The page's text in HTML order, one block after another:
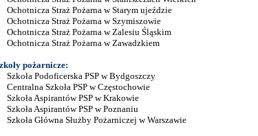
Ochotnicza Straż Pożarna w Starym ujeździe
Ochotnicza Straż Pożarna w Szymiszowie
Ochotnicza Straż Pożarna w Zalesiu Śląskim
Ochotnicza Straż Pożarna w Zawadzkiem
pożarnicze:
Szkoła Podoficerska PSP w Bydgoszczy
Centralna Szkoła PSP w Częstochowie
Szkoła Aspirantów PSP w Krakowie
Szkoła Aspirantów PSP w Poznaniu
Szkoła Główna Służby Pożarniczej w Warszawie